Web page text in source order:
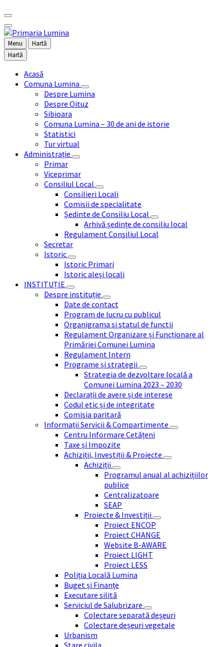
Menu
Hartă
Hartă
Acasă
Comuna Lumina
Despre Lumina
Despre Oituz
Sibioara
Comuna Lumina – 30 de ani de istorie
Statistici
Tur virtual
Administrație
Primar
Viceprimar
Consiliul Local
Consilieri Locali
Comisii de specialitate
Ședinte de Consiliu Local
Arhivă ședințe de consiliu local
Regulament Consiliul Local
Secretar
Istoric
Istoric Primari
Istoric aleși locali
INSTITUȚIE
Despre instituție
Date de contact
Program de lucru cu publicul
Organigrama si statul de functii
Regulament Organizare și Funcționare al
Primăriei Comunei Lumina
Regulament Intern
Programe și strategii
Strategia de dezvoltare locală a
Comunei Lumina 2023 – 2030
Declarații de avere și de interese
Codul etic și de integritate
Comisia paritară
Informații Servicii & Compartimente
Centru Informare Cetățeni
Taxe și Impozite
Achiziții, Investiții & Proiecte
Achiziții
Programul anual al achizițiilor
publice
Centralizatoare
SEAP
Proiecte & Investiții
Proiect ENCOP
Proiect CHANGE
Website B-AWARE
Proiect LIGHT
Proiect LESS
Poliția Locală Lumina
Buget și Finanțe
Executare silită
Serviciul de Salubrizare
Colectare separată deșeuri
Colectare deșeuri vegetale
Urbanism
Stare civila